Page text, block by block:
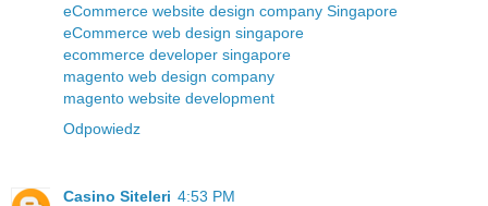
eCommerce website design company Singapore
eCommerce web design singapore
ecommerce developer singapore
magento web design company
magento website development
Odpowiedz
Casino Siteleri 4:53 PM